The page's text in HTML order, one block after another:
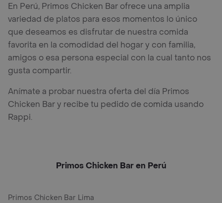
En Perú, Primos Chicken Bar ofrece una amplia
variedad de platos para esos momentos lo único
que deseamos es disfrutar de nuestra comida
favorita en la comodidad del hogar y con familia,
amigos o esa persona especial con la cual tanto nos
gusta compartir.
Anímate a probar nuestra oferta del día Primos
Chicken Bar y recibe tu pedido de comida usando
Rappi.
Primos Chicken Bar en Perú
Primos Chicken Bar Lima